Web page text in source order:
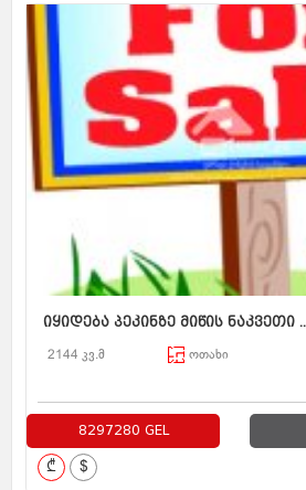
იყიდება პეკინზე მიწის ნაკვეთი
2144 კვ.მ ოთახი
8297280 GEL
₾ $